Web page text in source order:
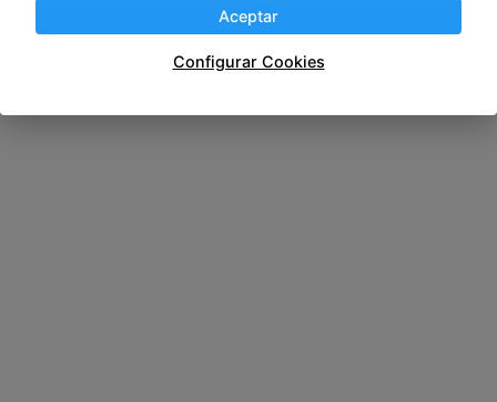
Aceptar
Configurar Cookies